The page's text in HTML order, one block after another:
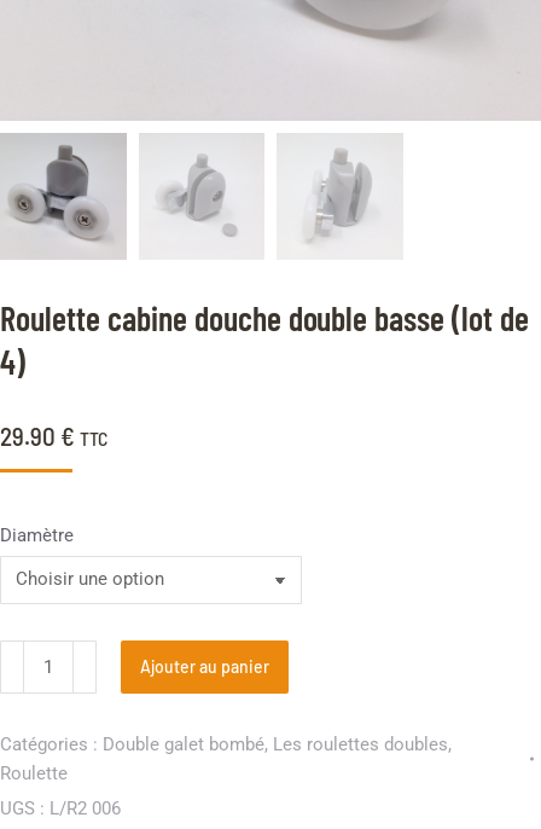
Roulette cabine douche double basse (lot de
4)
29.90 € TTC
Diamètre
Ajouter au panier
Catégories : Double galet bombé, Les roulettes doubles,
Roulette
UGS : L/R2 006